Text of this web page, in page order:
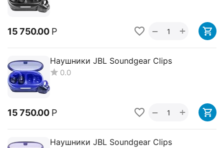
15 750.00 Р +
−
Наушники JBL Soundgear Clips
0.0
15 750.00 Р +
−
Наушники JBL Soundgear Clips